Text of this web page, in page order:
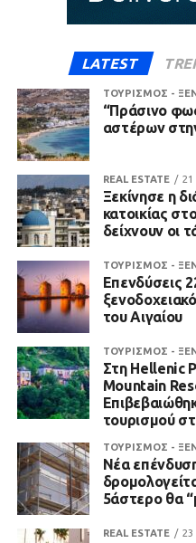
LATEST
ΤΟΥΡΙΣΜΟΣ -
“Πράσινο
αστέρων
REAL ESTATE
Ξεκίνησε η
κατοικίας
δείχνουν οι
ΤΟΥΡΙΣΜΟΣ -
Επενδύσεις
του Αιγαίου
ΤΟΥΡΙΣΜΟΣ -
Στη Hellenic
Mountain
τουρισμού
ΤΟΥΡΙΣΜΟΣ -
Νέα
5άστερο θα
REAL ESTATE